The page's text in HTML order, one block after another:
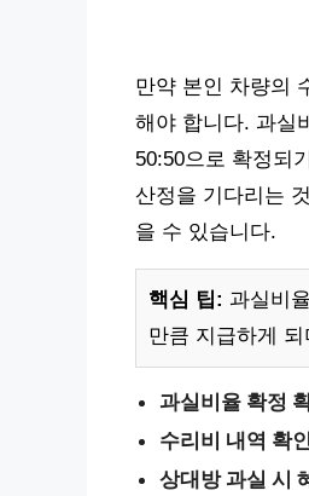
만약 본인 차량의
해야 합니다. 과실
50:50으로 확정되
산정을 기다리는
을 수 있습니다.
핵심 팁: 과실비
만큼 지급하게
과실비율 확정
수리비 내역 확
상대방 과실 시